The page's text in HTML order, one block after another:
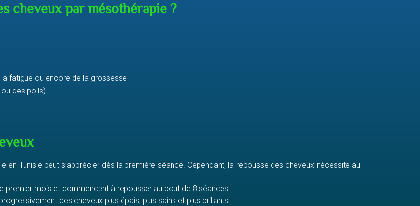
cheveux par mésothérapie ?
fatigue ou encore de la grossesse
des poils)
en Tunisie peut s’apprécier dès la première séance. Cependant, la repousse des cheveux nécessite au
premier mois et commencent à repousser au bout de 8 séances.
des cheveux plus épais, plus sains et plus brillants.